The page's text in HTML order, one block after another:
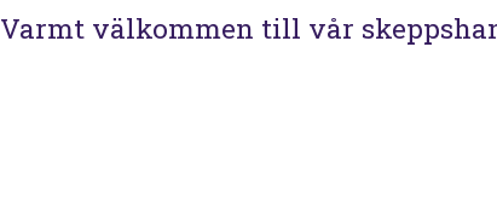
Varmt välkommen till vår